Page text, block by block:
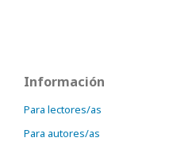
Información
Para lectores/as
Para autores/as